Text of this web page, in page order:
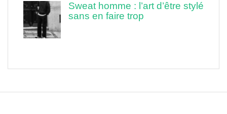
Sweat homme : l’art d’être stylé
sans en faire trop